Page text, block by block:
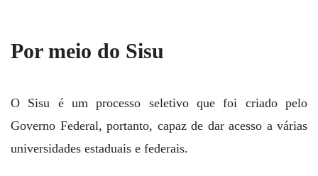
Por meio do Sisu
O Sisu é um processo seletivo que foi criado pelo
Governo Federal, portanto, capaz de dar acesso a várias
universidades estaduais e federais.